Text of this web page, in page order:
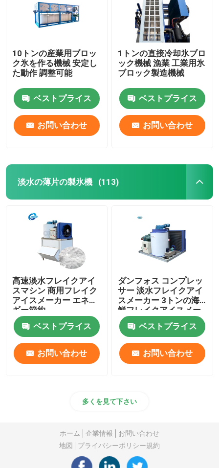
10トンの産業用ブロッ
ク氷を作る機械 安定し
た動作 調整可能
ベストプライス
お問い合わせ
1トンの直接冷却氷ブロ
ック機械 漁業 工業用氷
ブロック製造機械
ベストプライス
お問い合わせ
淡水の薄片の製氷機 (113)
高速淡水フレイクアイ
スマシン 商用フレイク
アイスメーカー エネル
ギー節約
ベストプライス
お問い合わせ
ダンフォス コンプレッ
サー 淡水フレイクアイ
スメーカー 3トンの海
鮮フレイクアイスメー
カー
ベストプライス
お問い合わせ
多くを見て下さい
ホーム 企業情報
お問い合わせ
地図
プライバシーポリシー規約